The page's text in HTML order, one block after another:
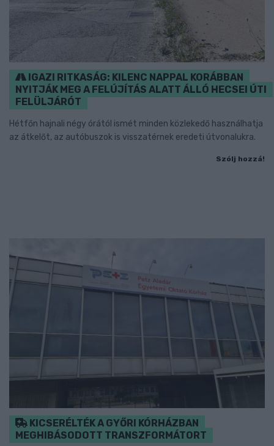
IGAZI RITKASÁG: KILENC NAPPAL KORÁBBAN
NYITJÁK MEG A FELÚJÍTÁS ALATT ÁLLÓ HECSEI ÚTI
FELÜLJÁRÓT
Hétfőn hajnali négy órától ismét minden közlekedő használhatja
az átkelőt, az autóbuszok is visszatérnek eredeti útvonalukra.
Szólj hozzá!
KICSERÉLTÉK A GYŐRI KÓRHÁZBAN
MEGHIBÁSODOTT TRANSZFORMÁTORT